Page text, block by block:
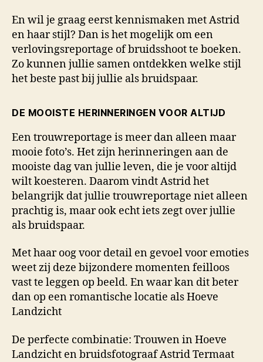
En wil je graag eerst kennismaken met Astrid
en haar stijl? Dan is het mogelijk om een
verlovingsreportage of bruidsshoot te boeken.
Zo kunnen jullie samen ontdekken welke stijl
het beste past bij jullie als bruidspaar.
DE MOOISTE HERINNERINGEN VOOR ALTIJD
Een trouwreportage is meer dan alleen maar
mooie foto’s. Het zijn herinneringen aan de
mooiste dag van jullie leven, die je voor altijd
wilt koesteren. Daarom vindt Astrid het
belangrijk dat jullie trouwreportage niet alleen
prachtig is, maar ook echt iets zegt over jullie
als bruidspaar.
Met haar oog voor detail en gevoel voor emoties
weet zij deze bijzondere momenten feilloos
vast te leggen op beeld. En waar kan dit beter
dan op een romantische locatie als Hoeve
Landzicht
De perfecte combinatie: Trouwen in Hoeve
Landzicht en bruidsfotograaf Astrid Termaat